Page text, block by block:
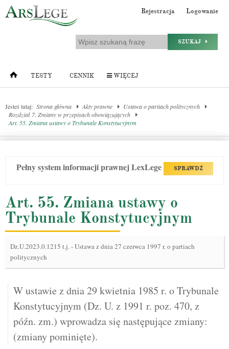
Rejestracja Logowanie
SZUKAJ
TESTY CENNIK WIĘCEJ
Jesteś tutaj: Strona główna Akty prawne
Ustawa o partiach politycznych
Rozdział 7. Zmiany w przepisach obowiązujących
Art. 55. Zmiana ustawy o Trybunale Konstytucyjnym
Pełny system informacji prawnej LexLege SPRAWDŹ
Art. 55. Zmiana ustawy o
Trybunale Konstytucyjnym
Dz.U.2023.0.1215 t.j.-Ustawa z dnia 27 czerwca 1997 r. o partiach
politycznych
W ustawie z dnia 29 kwietnia 1985 r. o Trybunale
Konstytucyjnym (Dz. U. z 1991 r. poz. 470, z
późn. zm.) wprowadza się następujące zmiany:
(zmiany pominięte).